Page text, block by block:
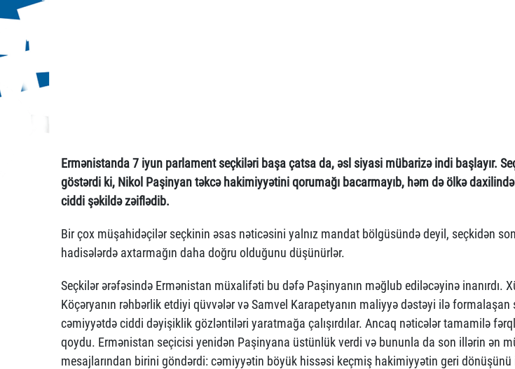
Ermənistanda 7 iyun parlament seçkiləri başa çatsa da, əsl siyasi mübarizə indi başlayır.
göstərdi ki, Nikol Paşinyan təkcə hakimiyyətini qorumağı bacarmayıb, həm də ölkə
ciddi şəkildə zəiflədib.
Bir çox müşahidəçilər seçkinin əsas nəticəsini yalnız mandat bölgüsündə deyil, seçkidən
hadisələrdə axtarmağın daha doğru olduğunu düşünürlər.
Seçkilər ərəfəsində Ermənistan müxalifəti bu dəfə Paşinyanın məğlub ediləcəyinə inanırdı.
Köçəryanın rəhbərlik etdiyi qüvvələr və Samvel Karapetyanın maliyyə dəstəyi ilə
cəmiyyətdə ciddi dəyişiklik gözləntiləri yaratmağa çalışırdılar. Ancaq nəticələr tamamilə
qoydu. Ermənistan seçicisi yenidən Paşinyana üstünlük verdi və bununla da son illərin ən
mesajlarından birini göndərdi: cəmiyyətin böyük hissəsi keçmiş hakimiyyətin geri dönüşünü